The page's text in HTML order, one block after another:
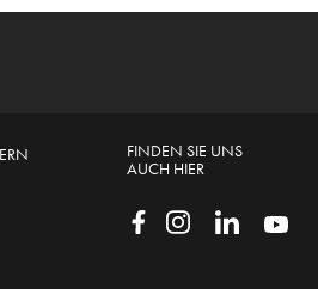
FINDEN SIE UNS
AUCH HIER